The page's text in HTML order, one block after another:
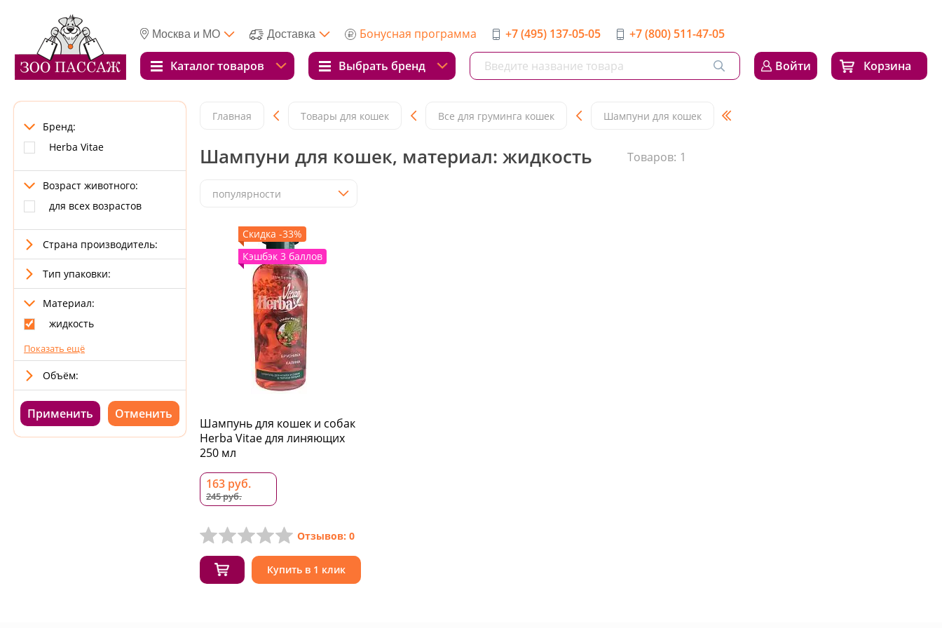
Москва и МО Доставка Бонусная программа +7 (495) 137-05-05 +7 (800) 511-47-05
Каталог товаров Выбрать бренд Войти Корзина
Бренд:
Herba Vitae
Возраст животного:
для всех возрастов
Страна производитель:
Тип упаковки:
Материал:
жидкость
Показать ещё
Объём:
Применить
Главная Товары для кошек Все для груминга кошек Шампуни для кошек
Шампуни для кошек, материал: жидкость Товаров: 1
популярности
Скидка -33%
Кэшбэк 3 баллов
Шампунь для кошек и собак
Herba Vitae для линяющих
250 мл
163 руб.
245 руб.
Отзывов: 0
Купить в 1 клик